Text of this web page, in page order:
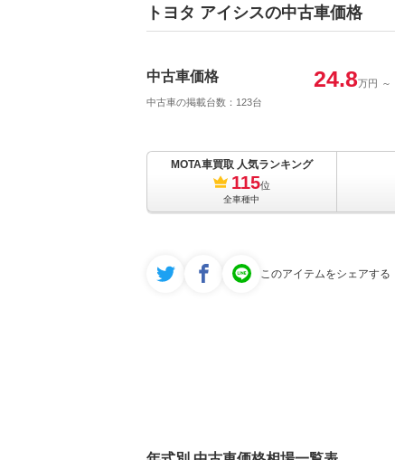
PLATANA ブラックリミテッド
トヨタ アイシスの中古車価格
中古車価格 24.8万円 ～
中古車の掲載台数：123台
MOTA車買取 人気ランキング
115位
全車種中
このアイテムをシェアする